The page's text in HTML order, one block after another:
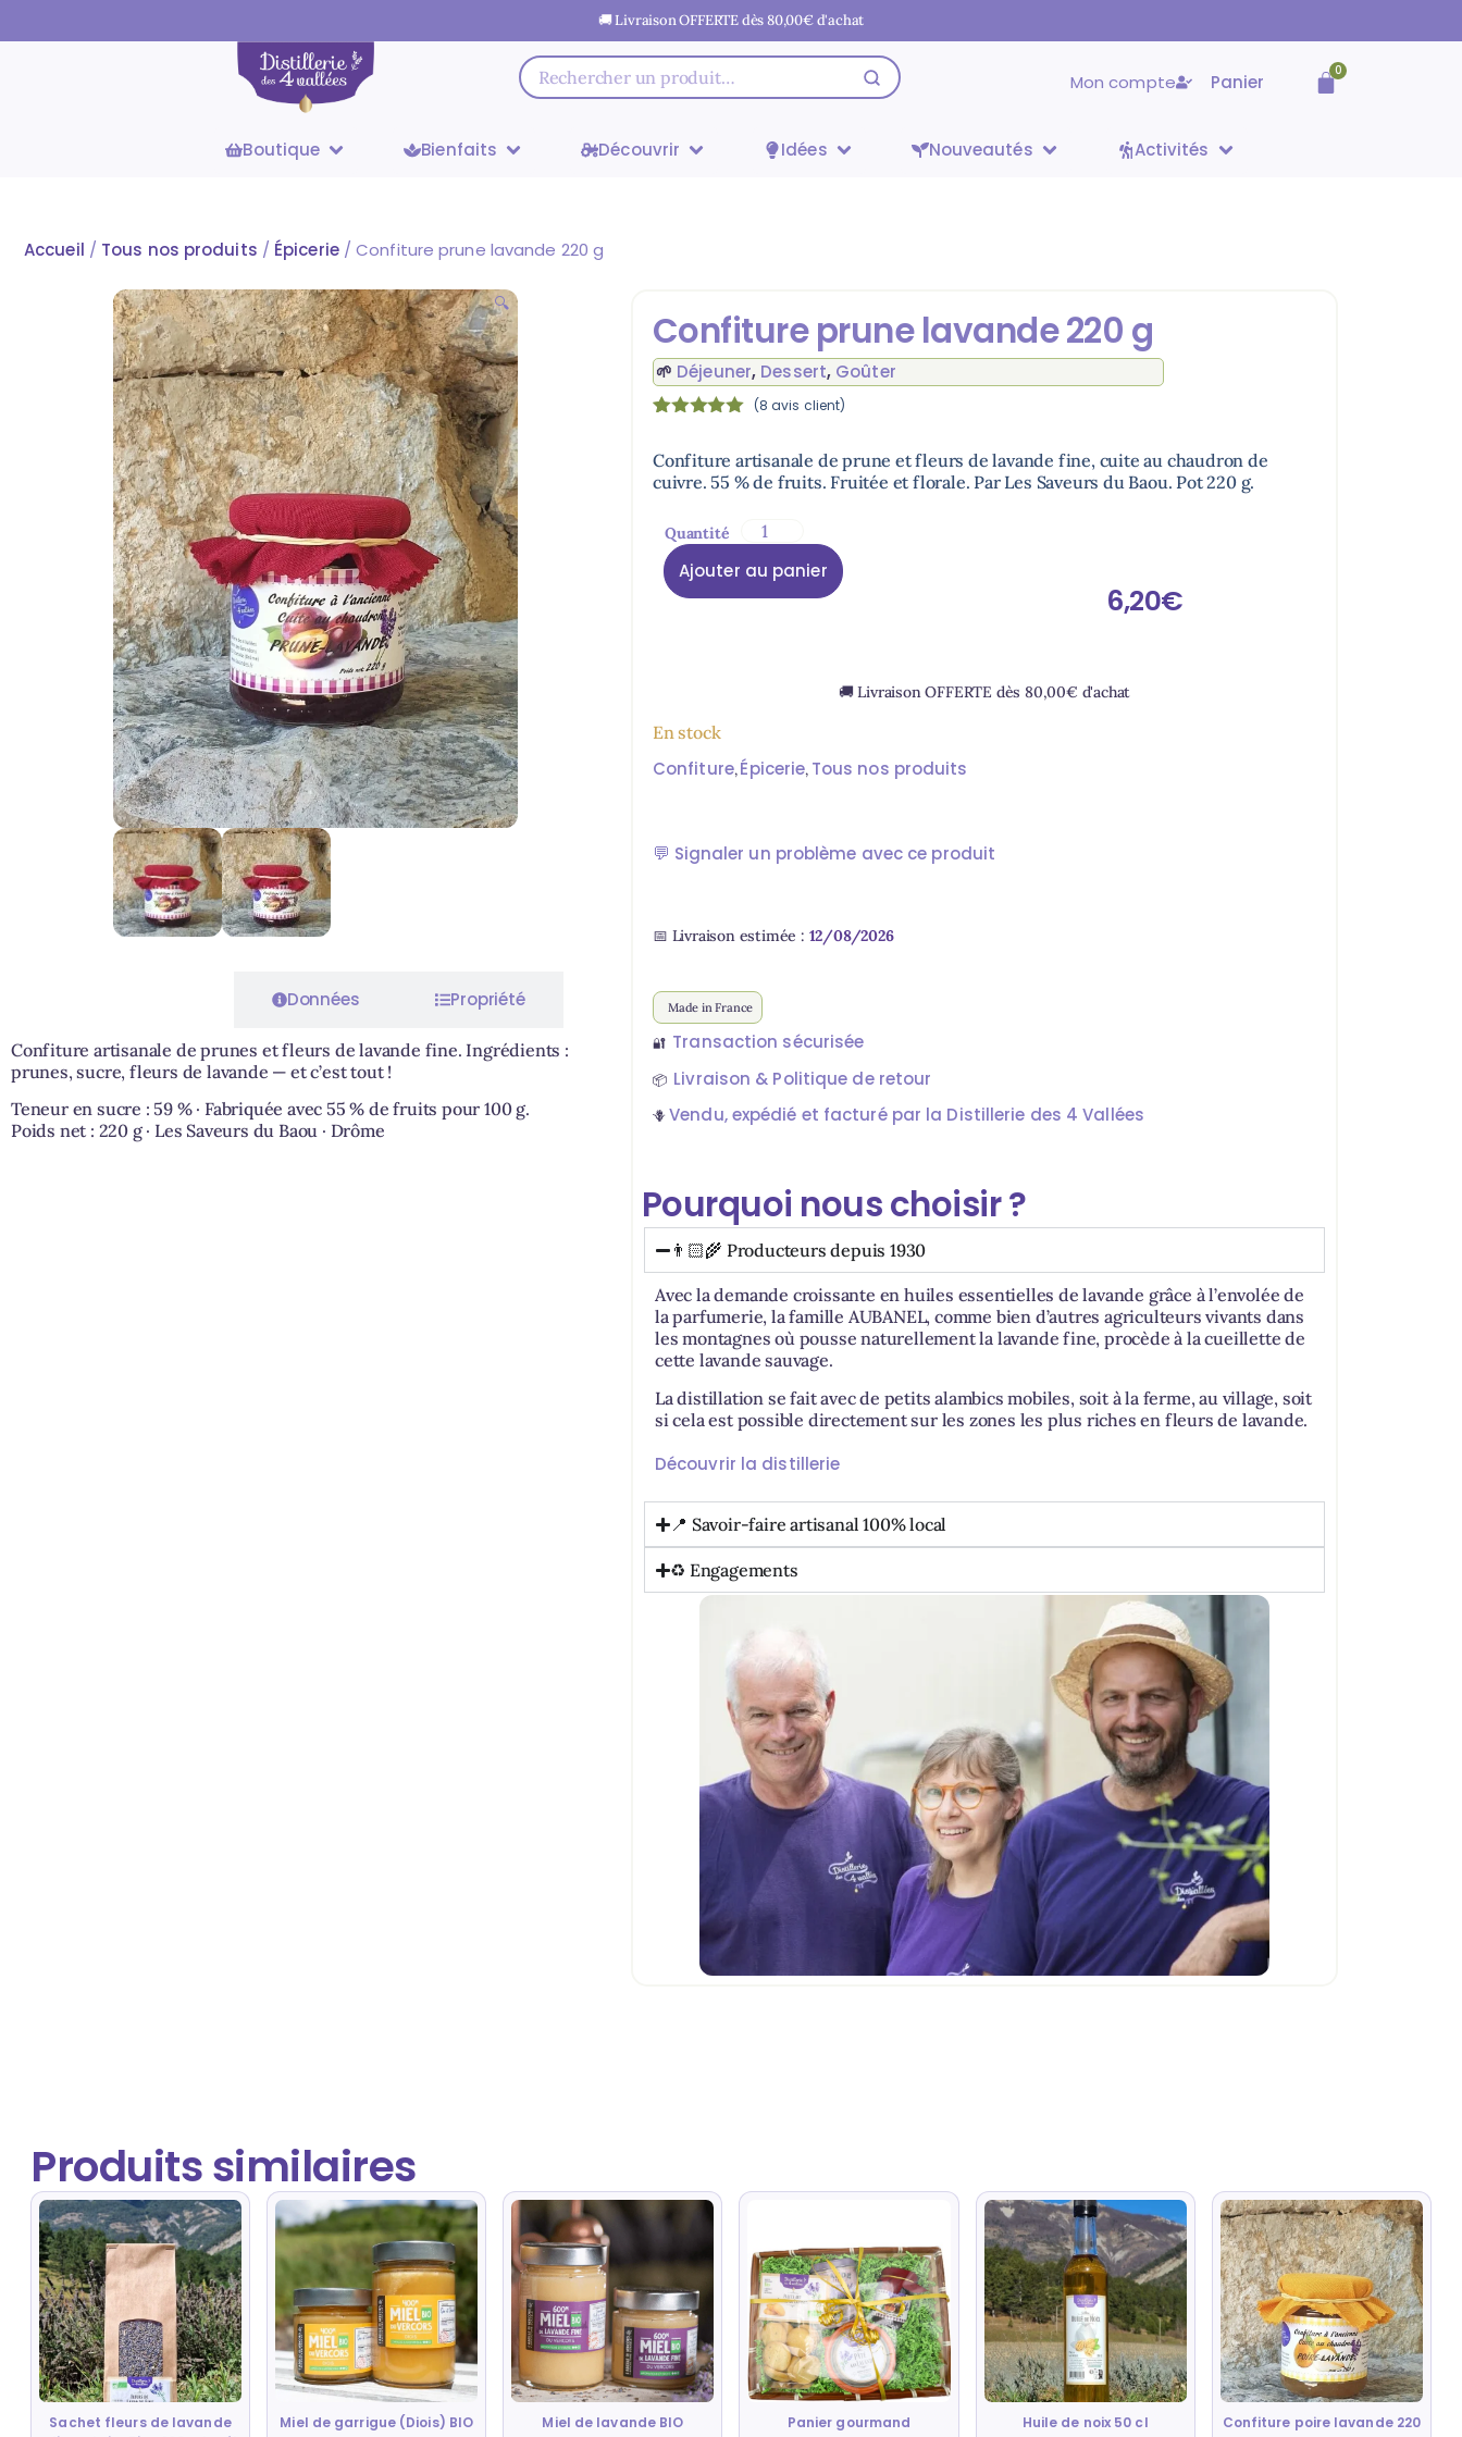
🚚 Livraison OFFERTE dès 80,00€d'achat
Mon compte Panier
0
Boutique Bienfaits Découvrir Idées Nouveautés Activités
Accueil / Tous nos produits / Épicerie/ Confiture prune lavande 220 g
🔍
Données Propriété
Confiture artisanale de prunes et fleurs de lavande fine. Ingrédients :
prunes, sucre, fleurs de lavande — et c’est tout !
Teneur en sucre : 59 % · Fabriquée avec 55 % de fruits pour 100 g.
Poids net : 220 g · Les Saveurs du Baou · Drôme
Confiture prune lavande 220 g
🌱 Déjeuner, Dessert, Goûter
basé sur
notations
(8 avis client)
Confiture artisanale de prune et fleurs de lavande fine, cuite au chaudron de
cuivre. 55 % de fruits. Fruitée et florale. Par Les Saveurs du Baou. Pot 220 g.
Ajouter au panier
6,20€
🚚 Livraison OFFERTE dès 80,00€ d'achat
En stock
Confiture,Épicerie, Tous nos produits
💬 Signaler un problème avec ce produit
📅 Livraison estimée : 12/08/2026
Made in France
🔐 Transaction sécurisée
📦 Livraison & Politique de retour
🪻Vendu, expédié et facturé par la Distillerie des 4 Vallées
Pourquoi nous choisir ?
👨🏻‍🌾 Producteurs depuis 1930
Avec la demande croissante en huiles essentielles de lavande grâce à l’envolée de
la parfumerie, la famille AUBANEL, comme bien d’autres agriculteurs vivants dans
les montagnes où pousse naturellement la lavande fine, procède à la cueillette de
cette lavande sauvage.
La distillation se fait avec de petits alambics mobiles, soit à la ferme, au village, soit
si cela est possible directement sur les zones les plus riches en fleurs de lavande.
Découvrir la distillerie
📍 Savoir-faire artisanal 100% local
♻️ Engagements
Produits similaires
Sachet fleurs de lavande
Miel de garrigue (Diois) BIO Miel de lavande BIO Panier gourmand Huile de noix 50 cl
Confiture poire lavande 220